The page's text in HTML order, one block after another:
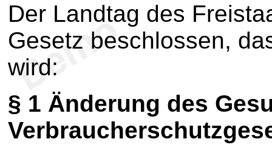
Der Landtag des
Gesetz beschlossen,
wird:
§ 1 Änderung des